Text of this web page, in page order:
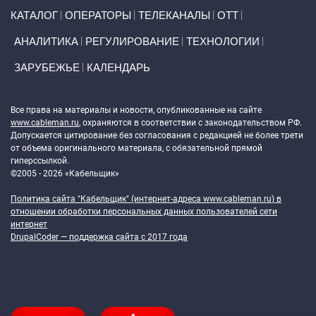
КАТАЛОГ ОПЕРАТОРЫ ТЕЛЕКАНАЛЫ ОТТ
АНАЛИТИКА РЕГУЛИРОВАНИЕ ТЕХНОЛОГИИ
ЗАРУБЕЖЬЕ КАЛЕНДАРЬ
Все права на материалы и новости, опубликованные на сайте
www.cableman.ru, охраняются в соответствии с законодательством РФ.
Допускается цитирование без согласования с редакцией не более трети
от объема оригинального материала, с обязательной прямой
гиперссылкой.
©2005 - 2026 «Кабельщик»
Политика сайта "Кабельщик" (интернет-адреса www.cableman.ru) в
отношении обработки персональных данных пользователей сети
интернет
DrupalCoder — поддержка сайта c 2017 года